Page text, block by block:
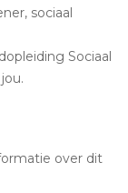
sociaal
Sociaal
over dit